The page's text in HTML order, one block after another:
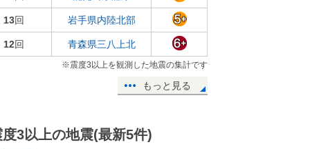
13回 岩手県内陸北部
12回 青森県三八上北
※震度3以上を観測した地震の集計です
もっと見る
度3以上の地震(最新5件)